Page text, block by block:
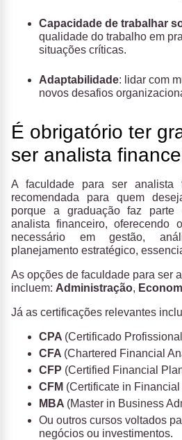
Capacidade de trabalhar
qualidade do trabalho em
situações críticas.
Adaptabilidade: lidar com
novos desafios
É obrigatório ter
ser analista
A faculdade para ser analista
recomendada para quem
porque a graduação faz parte
analista financeiro, oferecendo
necessário em gestão,
planejamento estratégico,
As opções de faculdade para ser
incluem: Administração,
Já as certificações relevantes
CPA (Certificado
CFA (Chartered Financial
CFP (Certified Financial
CFM (Certificate in
MBA (Master in Business
Ou outros cursos voltados
negócios ou investimentos.